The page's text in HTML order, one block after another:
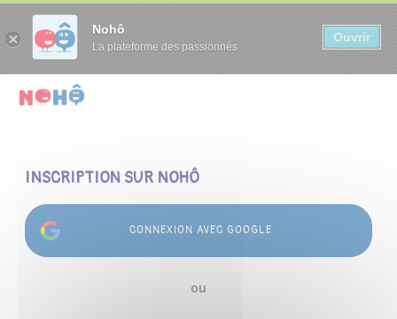
Nohô
La plateforme des passionnés
Ouvrir
INSCRIPTION SUR NOHÔ
CONNEXION AVEC GOOGLE
ou
Panneau de gestion des cookies